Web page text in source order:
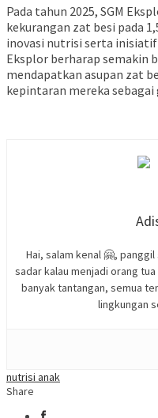
Pada tahun 2025, SGM
kekurangan zat besi pada
inovasi nutrisi serta inisiatif
Eksplor berharap semakin
mendapatkan asupan zat
kepintaran mereka sebagai
Hai, salam kenal 🤗, panggil
sadar kalau menjadi orang
banyak tantangan, semua
lingkungan
nutrisi anak
Share